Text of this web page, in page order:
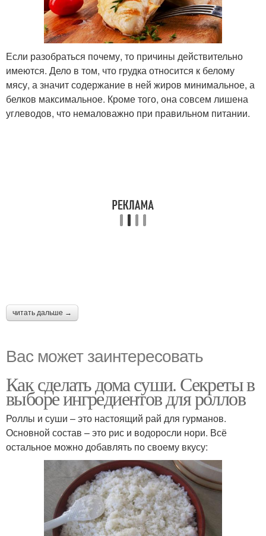
Если разобраться почему, то причины действительно
имеются. Дело в том, что грудка относится к белому
мясу, а значит содержание в ней жиров минимальное, а
белков максимальное. Кроме того, она совсем лишена
углеводов, что немаловажно при правильном питании.
читать дальше →
Вас может заинтересовать
Как сделать дома суши. Секреты в
выборе ингредиентов для роллов
Роллы и суши – это настоящий рай для гурманов.
Основной состав – это рис и водоросли нори. Всё
остальное можно добавлять по своему вкусу: